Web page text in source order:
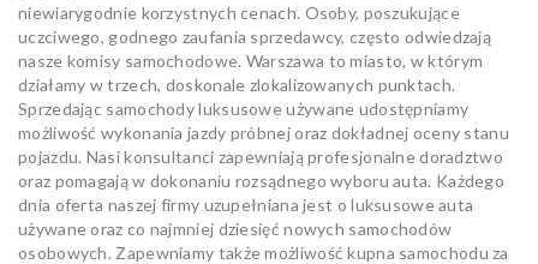
niewiarygodnie korzystnych cenach. Osoby, poszukujące
uczciwego, godnego zaufania sprzedawcy, często odwiedzają
nasze komisy samochodowe. Warszawa to miasto, w którym
działamy w trzech, doskonale zlokalizowanych punktach.
Sprzedając samochody luksusowe używane udostępniamy
możliwość wykonania jazdy próbnej oraz dokładnej oceny stanu
pojazdu. Nasi konsultanci zapewniają profesjonalne doradztwo
oraz pomagają w dokonaniu rozsądnego wyboru auta. Każdego
dnia oferta naszej firmy uzupełniana jest o luksusowe auta
używane oraz co najmniej dziesięć nowych samochodów
osobowych. Zapewniamy także możliwość kupna samochodu za